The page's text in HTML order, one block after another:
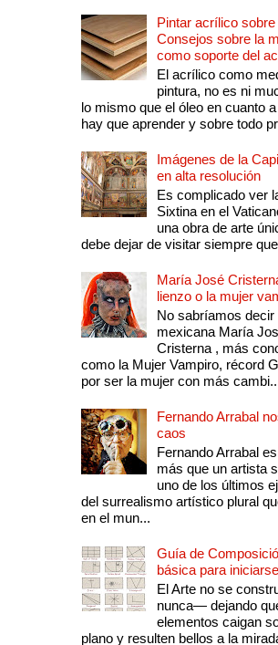
Pintar acrílico
Consejos sobre la
como soporte del
El acrílico como
pintura, no es ni
lo mismo que el óleo en cuanto
hay que aprender y sobre todo
Imágenes de la
en alta resolución
Es complicado ver
Sixtina en el
una obra de arte
debe dejar de visitar siempre
María José
lienzo o la mujer
No sabríamos decir
mexicana María
Cristerna , más
como la Mujer Vampiro, récord
por ser la mujer con más
Fernando Arrabal
caos
Fernando Arrabal
más que un artista
uno de los últimos
del surrealismo artístico plural
en el mun...
Guía de
básica para
El Arte no se
nunca— dejando
elementos caigan
plano y resulten bellos a la